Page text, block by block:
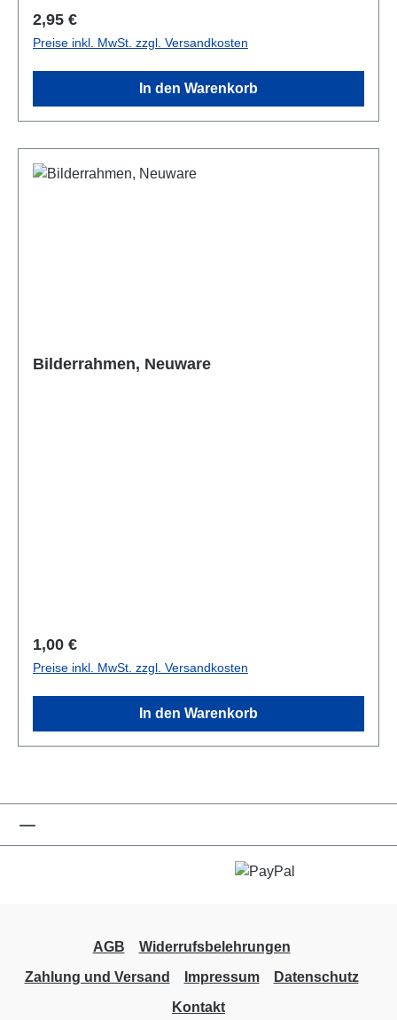
Regulärer Preis:
2,95 €
Preise inkl. MwSt. zzgl. Versandkosten
In den Warenkorb
Bilderrahmen, Neuware
Regulärer Preis:
1,00 €
Preise inkl. MwSt. zzgl. Versandkosten
In den Warenkorb
AGB
Widerrufsbelehrungen
Zahlung und Versand
Impressum
Datenschutz
Kontakt